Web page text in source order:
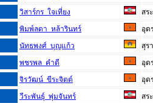
วิสาร์กร ใจเที่ยง
สร
พิมพ์ลดา หล้ารินทร์
อุด
นัทธพงศ์ บุญแก้ว
สุร
พชรพล คำดี
อุด
จิรวัฒน์ ขีระจิตต์
อุด
วีระพันธุ์ พุ่มจันทร์
สร